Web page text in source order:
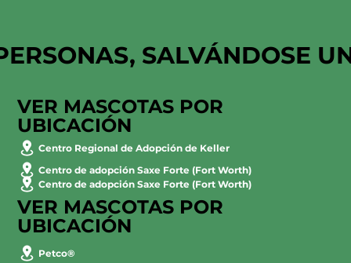
SALVÁNDOSE
VER MASCOTAS POR
UBICACIÓN
Centro Regional de Adopción de Keller
Centro de adopción Saxe Forte (Fort Worth)
Centro de adopción Saxe Forte (Fort Worth)
VER MASCOTAS POR
UBICACIÓN
Petco®